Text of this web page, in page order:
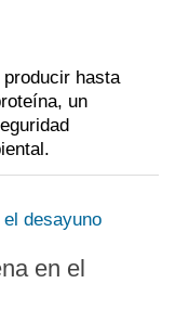
hasta
un
en el